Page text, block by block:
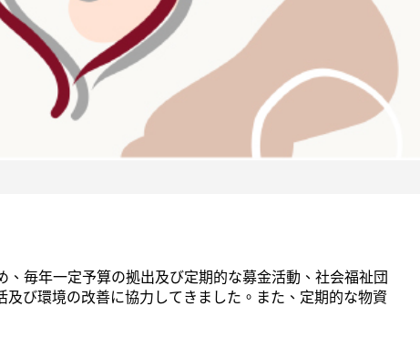
毎年一定予算の拠出及び定期的な募金活動、社会福祉団
び環境の改善に協力してきました。また、定期的な物資